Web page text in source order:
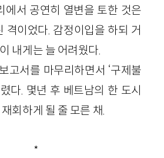
에서 공연히 열변을 토한 것은
격이었다. 감정이입을 하되 거
내게는 늘 어려웠다.
고서를 마무리하면서 ‘구제불
다. 몇년 후 베트남의 한 도시
회하게 될 줄 모른 채.
*